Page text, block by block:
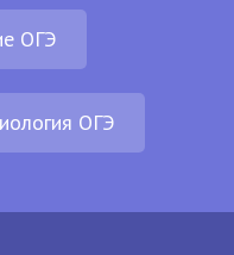
ОГЭ
ОГЭ